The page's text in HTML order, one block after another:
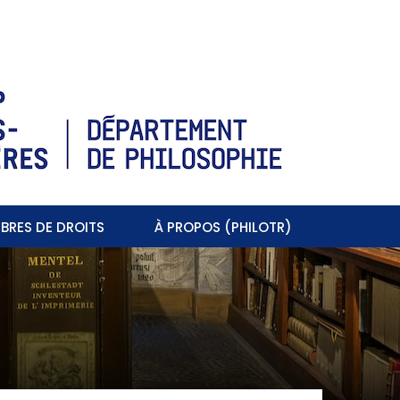
DE DROITS À PROPOS (PHILOTR)